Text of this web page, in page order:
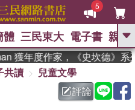
5
GO
東野圭吾 、 高希均教授回憶錄
父親節 、 如果歷
暑期推薦 、 國際布克
體 三民東大 電子書 親子
年度作家，《史坎德》系列
共讀
兒童文學
評論